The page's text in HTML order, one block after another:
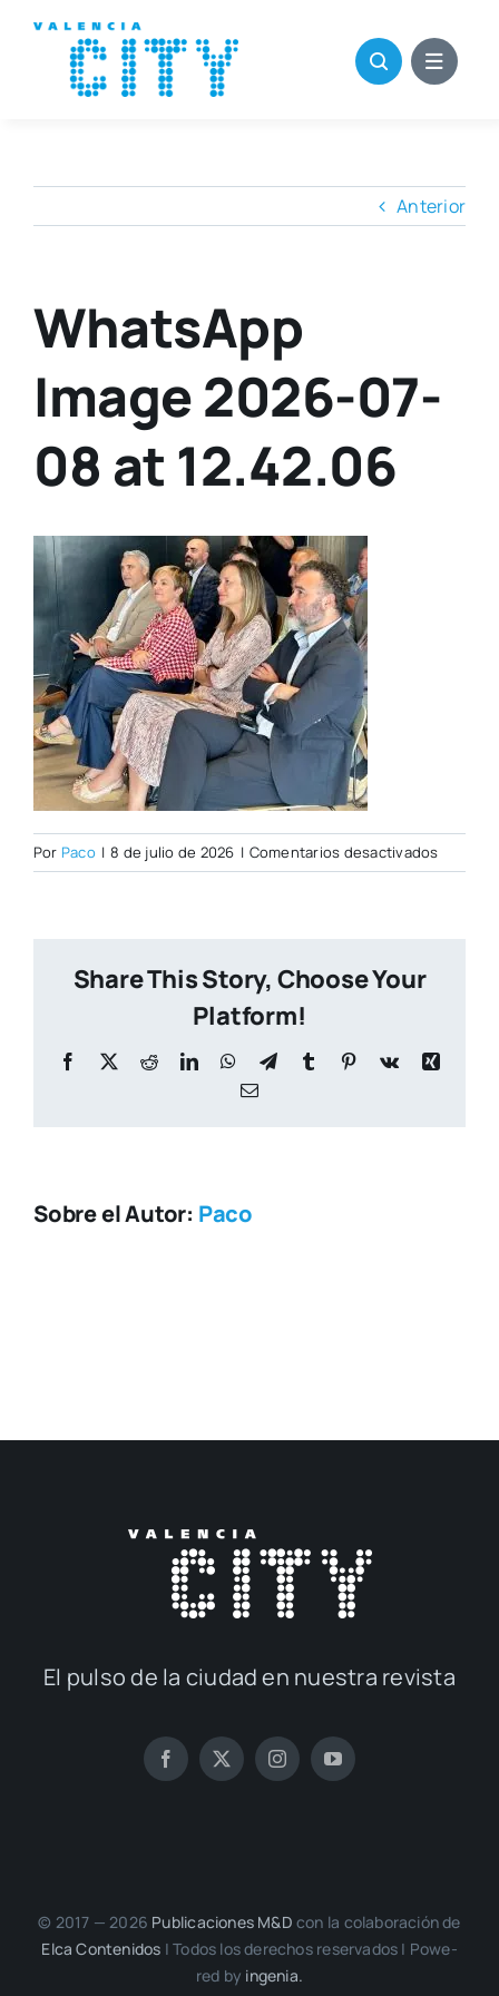
contenido
Anterior
WhatsApp
Image 2026-07-
08 at 12.42.06
Por Paco | 8 de julio de 2026 | Comentarios desactivadosen
Share This Story, Choose Your
Platform!
Facebook
X RedditLinkedInWhatsApp
TelegramTumblr Pinterest
Vk
Xing
Correo
Sobre el Autor: Paco
El pul­so de la ciu­dad en nues­tra revis­ta
© 2017 — 2026 Publi­ca­cio­nes M&D con la cola­bo­ra­ción de
Elca Con­te­ni­dos | Todos los dere­chos reser­va­dos | Powe­
red by inge­nia.